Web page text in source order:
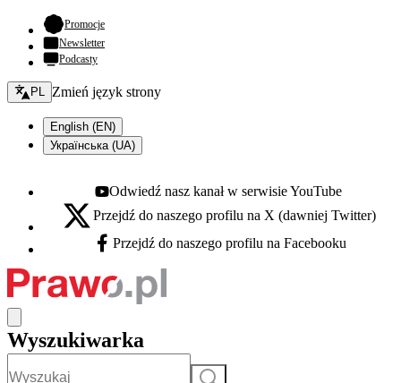
Promocje- otwiera się w nowej karcie
Newsletter
Podcasty
Zmień język - bieżący:
PL Zmień język strony
English (EN)
Українська (UA)
Youtube - otwiera się w nowej karcie
Odwiedź nasz kanał w serwisie YouTube
X - otwiera się w nowej karcie
Przejdź do naszego profilu na X (dawniej Twitter)
Facebook - otwiera się w nowej karcie
Przejdź do naszego profilu na Facebooku
Wyszukiwarka
Szukaj